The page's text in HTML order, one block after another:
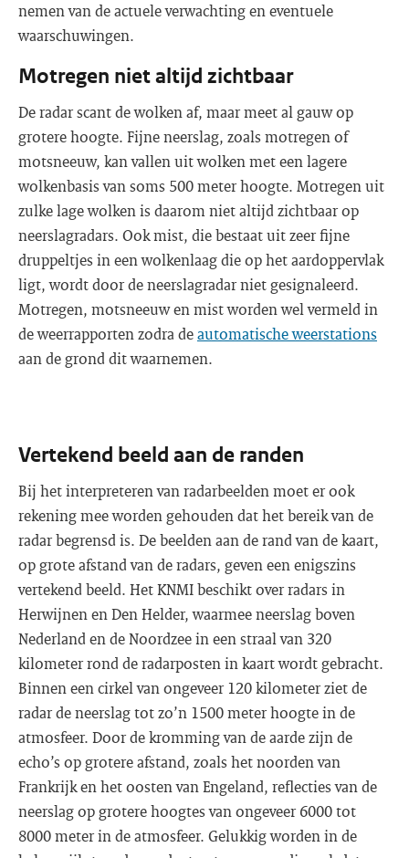
nemen van de actuele verwachting en eventuele
waarschuwingen.
Motregen niet altijd zichtbaar
De radar scant de wolken af, maar meet al gauw op
grotere hoogte. Fijne neerslag, zoals motregen of
motsneeuw, kan vallen uit wolken met een lagere
wolkenbasis van soms 500 meter hoogte. Motregen uit
zulke lage wolken is daarom niet altijd zichtbaar op
neerslagradars. Ook mist, die bestaat uit zeer fijne
druppeltjes in een wolkenlaag die op het aardoppervlak
ligt, wordt door de neerslagradar niet gesignaleerd.
Motregen, motsneeuw en mist worden wel vermeld in
de weerrapporten zodra deautomatische weerstations
aan de grond dit waarnemen.
Vertekend beeld aan de randen
Bij het interpreteren van radarbeelden moet er ook
rekening mee worden gehouden dat het bereik van de
radar begrensd is. De beelden aan de rand van de kaart,
op grote afstand van de radars, geven een enigszins
vertekend beeld. Het KNMI beschikt over radars in
Herwijnen en Den Helder, waarmee neerslag boven
Nederland en de Noordzee in een straal van 320
kilometer rond de radarposten in kaart wordt gebracht.
Binnen een cirkel van ongeveer 120 kilometer ziet de
radar de neerslag tot zo’n 1500 meter hoogte in de
atmosfeer. Door de kromming van de aarde zijn de
echo’s op grotere afstand, zoals het noorden van
Frankrijk en het oosten van Engeland, reflecties van de
neerslag op grotere hoogtes van ongeveer 6000 tot
8000 meter in de atmosfeer. Gelukkig worden in de